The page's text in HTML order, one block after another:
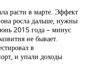
расти в марте. Эффект
росла дальше, нужны
2015 года – минус
не бывает.
в
и упали доходы